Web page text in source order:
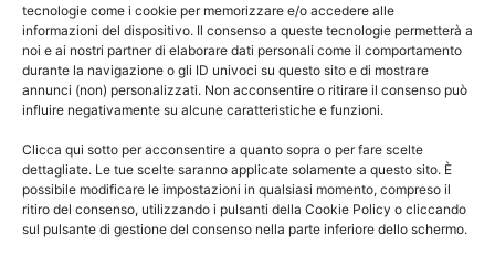
tecnologie come i cookie per memorizzare e/o accedere alle
informazioni del dispositivo. Il consenso a queste tecnologie permetterà a
noi e ai nostri partner di elaborare dati personali come il comportamento
durante la navigazione o gli ID univoci su questo sito e di mostrare
annunci (non) personalizzati. Non acconsentire o ritirare il consenso può
influire negativamente su alcune caratteristiche e funzioni.
Clicca qui sotto per acconsentire a quanto sopra o per fare scelte
dettagliate. Le tue scelte saranno applicate solamente a questo sito. È
possibile modificare le impostazioni in qualsiasi momento, compreso il
ritiro del consenso, utilizzando i pulsanti della Cookie Policy o cliccando
sul pulsante di gestione del consenso nella parte inferiore dello schermo.
La nostra assistenza lavatrici Bologna